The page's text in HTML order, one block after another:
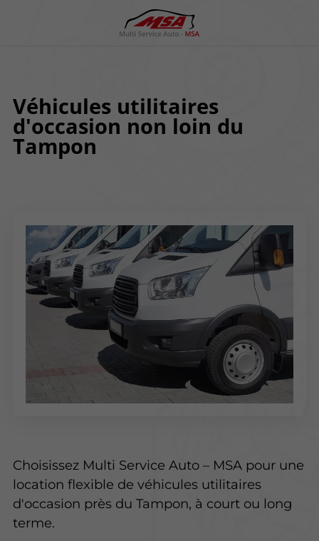
Véhicules utilitaires
d'occasion non loin du
Tampon
Choisissez Multi Service Auto – MSA pour une
location flexible de véhicules utilitaires
d'occasion près du Tampon, à court ou long
terme.